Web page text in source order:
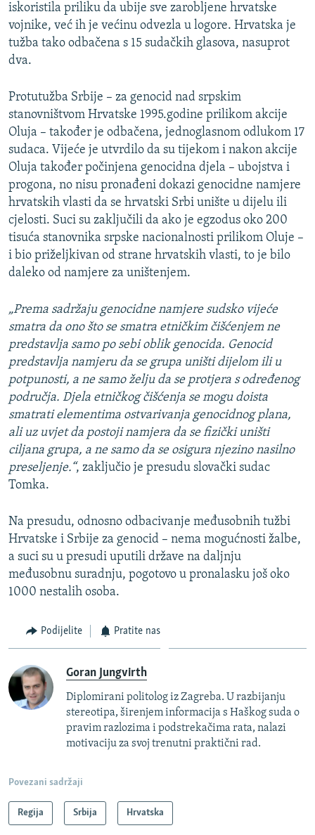
iskoristila priliku da ubije sve zarobljene hrvatske
vojnike, već ih je većinu odvezla u logore. Hrvatska je
tužba tako odbačena s 15 sudačkih glasova, nasuprot
dva.
Protutužba Srbije – za genocid nad srpskim
stanovništvom Hrvatske 1995.godine prilikom akcije
Oluja – također je odbačena, jednoglasnom odlukom 17
sudaca. Vijeće je utvrdilo da su tijekom i nakon akcije
Oluja također počinjena genocidna djela – ubojstva i
progona, no nisu pronađeni dokazi genocidne namjere
hrvatskih vlasti da se hrvatski Srbi unište u dijelu ili
cjelosti. Suci su zaključili da ako je egzodus oko 200
tisuća stanovnika srpske nacionalnosti prilikom Oluje –
i bio priželjkivan od strane hrvatskih vlasti, to je bilo
daleko od namjere za uništenjem.
„Prema sadržaju genocidne namjere sudsko vijeće
smatra da ono što se smatra etničkim čišćenjem ne
predstavlja samo po sebi oblik genocida. Genocid
predstavlja namjeru da se grupa uništi dijelom ili u
potpunosti, a ne samo želju da se protjera s određenog
područja. Djela etničkog čišćenja se mogu doista
smatrati elementima ostvarivanja genocidnog plana,
ali uz uvjet da postoji namjera da se fizički uništi
ciljana grupa, a ne samo da se osigura njezino nasilno
preseljenje.“, zaključio je presudu slovački sudac
Tomka.
Na presudu, odnosno odbacivanje međusobnih tužbi
Hrvatske i Srbije za genocid – nema mogućnosti žalbe,
a suci su u presudi uputili države na daljnju
međusobnu suradnju, pogotovo u pronalasku još oko
1000 nestalih osoba.
Podijelite Pratite nas
Goran Jungvirth
Diplomirani politolog iz Zagreba. U razbijanju
stereotipa, širenjem informacija s Haškog suda o
pravim razlozima i podstrekačima rata, nalazi
motivaciju za svoj trenutni praktični rad.
Povezani sadržaji
Regija Srbija Hrvatska